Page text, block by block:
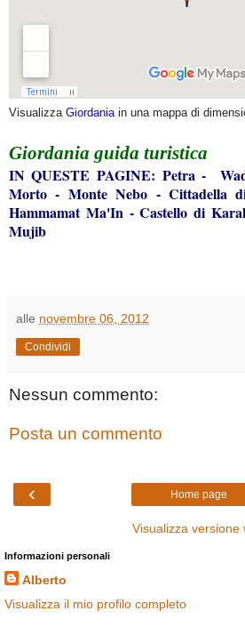
Visualizza Giordaniain una mappa di
Giordania guida turistica
IN QUESTE PAGINE: Petra -
Morto - Monte Nebo -Cittadella
Hammamat Ma'In-Castello di
Mujib
alle novembre 06, 2012
Condividi
Nessun commento:
Posta un commento
‹ Home page
Visualizza versione
Informazioni personali
Alberto
Visualizza il mio profilo completo